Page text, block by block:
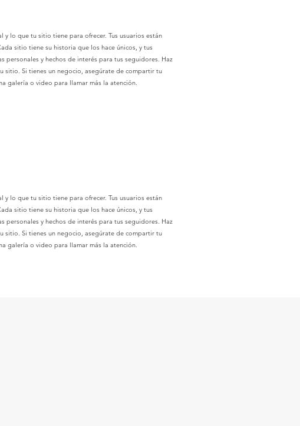
lo que tu sitio tiene para ofrecer. Tus usuarios están
sitio tiene su historia que los hace únicos, y tus
personales y hechos de interés para tus seguidores. Haz
sitio. Si tienes un negocio, asegúrate de compartir tu
galería o video para llamar más la atención.
lo que tu sitio tiene para ofrecer. Tus usuarios están
sitio tiene su historia que los hace únicos, y tus
personales y hechos de interés para tus seguidores. Haz
sitio. Si tienes un negocio, asegúrate de compartir tu
galería o video para llamar más la atención.